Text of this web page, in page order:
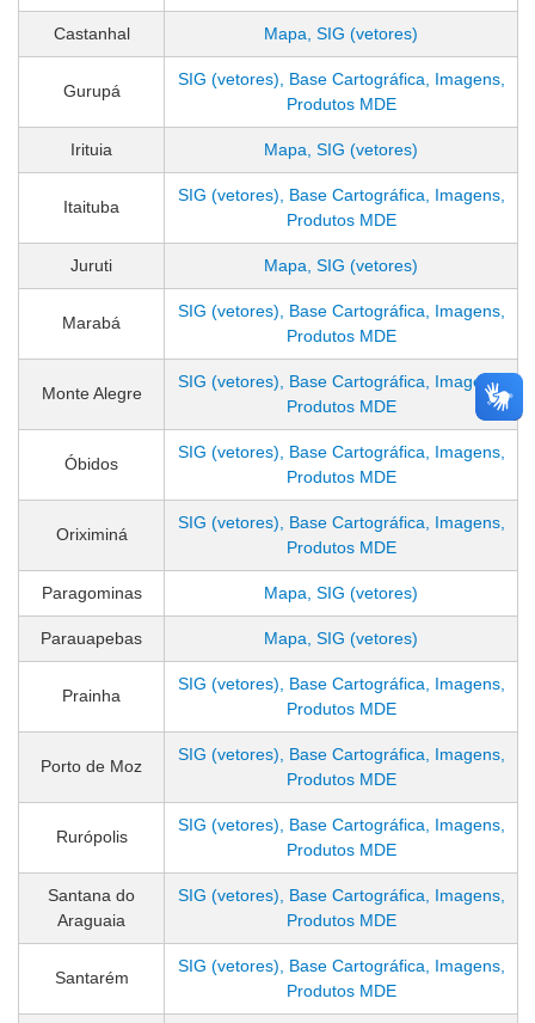
Castanhal Mapa, SIG (vetores)
Gurupá
SIG (vetores), Base Cartográfica, Imagens,
Produtos MDE
Irituia Mapa, SIG (vetores)
Itaituba
SIG (vetores), Base Cartográfica, Imagens,
Produtos MDE
Juruti Mapa, SIG (vetores)
Marabá
SIG (vetores), Base Cartográfica, Imagens,
Produtos MDE
Monte Alegre
SIG (vetores), Base Cartográfica, Imagens,
Produtos MDE
Óbidos
SIG (vetores), Base Cartográfica, Imagens,
Produtos MDE
Oriximiná
SIG (vetores), Base Cartográfica, Imagens,
Produtos MDE
Paragominas Mapa, SIG (vetores)
Parauapebas Mapa, SIG (vetores)
Prainha
SIG (vetores), Base Cartográfica, Imagens,
Produtos MDE
Porto de Moz
SIG (vetores), Base Cartográfica, Imagens,
Produtos MDE
Rurópolis
SIG (vetores), Base Cartográfica, Imagens,
Produtos MDE
Santana do
Araguaia
SIG (vetores), Base Cartográfica, Imagens,
Produtos MDE
Santarém
SIG (vetores), Base Cartográfica, Imagens,
Produtos MDE